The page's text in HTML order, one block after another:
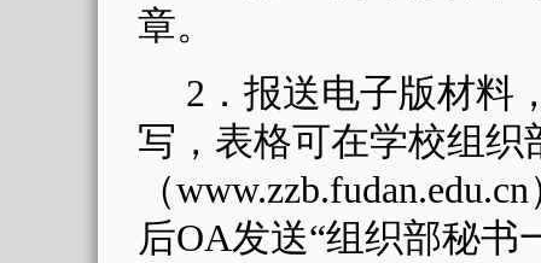
章。
2 ．报送电子版材料
写，表格可在学校组织
（www.zzb.fudan.edu.cn
后OA发送“组织部秘书